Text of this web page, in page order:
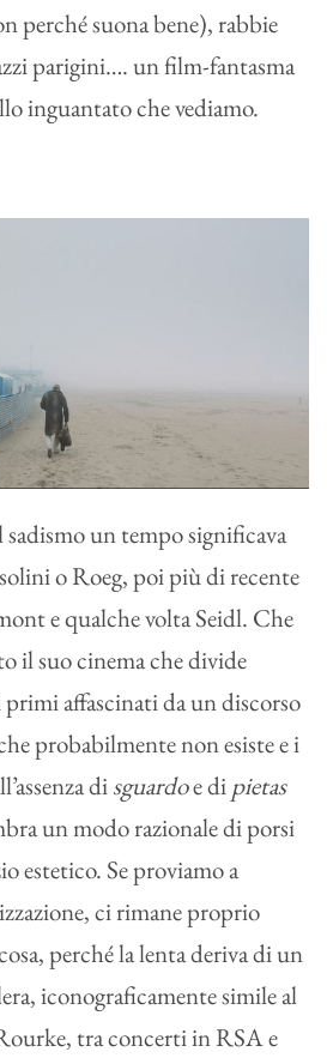
perché suona bene), rabbie
parigini…. un film-fantasma
inguantato che vediamo.
sadismo un tempo significava
o Roeg, poi più di recente
e qualche volta Seidl. Che
il suo cinema che divide
affascinati da un discorso
probabilmente non esiste e i
disguardoe di pietas
un modo razionale di porsi
estetico. Se proviamo a
ci rimane proprio
perché la lenta deriva di un
iconograficamente simile al
tra concerti in RSA e